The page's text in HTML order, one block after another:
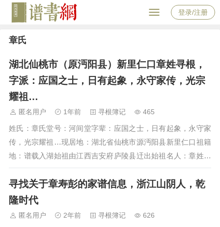
登录/注册
章氏
湖北仙桃市（原沔阳县）新里仁口章姓寻根，
字派：应国之士，日有起象，永守家传，光宗
耀祖…
匿名用户 1年前 寻根簿记 465
姓氏：章氏堂号：河间堂字辈：应国之士，日有起象，永守家
传，光宗耀祖…现居地：湖北省仙桃市源沔阳县新里仁口祖籍
地：谱载入湖始祖由江西吉安府庐陵县迀出始祖名人：章姓元
公联系方式：15501556123备注：寻根：始祖元公的父辈及先
辈属章氏仔钧公十五子的哪一支系。…
寻找关于章寿彭的家谱信息，浙江山阴人，乾
隆时代
匿名用户 2年前 寻根簿记 626